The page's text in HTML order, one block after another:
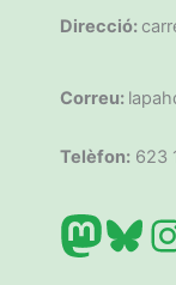
Direcció:
Correu:
Telèfon: 623